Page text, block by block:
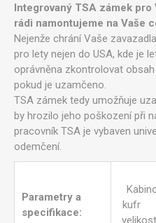
Integrovaný TSA zámek
rádi namontujeme na Vaše
Nejenže chrání Vaše
pro lety nejen do USA, kde je
oprávněna zkontrolovat
pokud je uzamčeno.
TSA zámek tedy umožňuje
by hrozilo jeho poškození při
pracovník TSA je vybaven
odemčení.
Parametry a
specifikace: